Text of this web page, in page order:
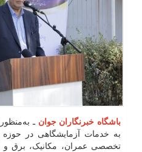
باشگاه خبرنگاران جوان ـ
به خدمات آزمایشگاهی در
تخصصی عمران، مکانیک، برق و